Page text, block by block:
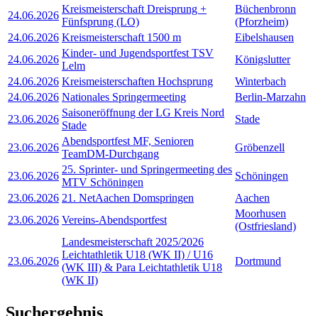
24.06.2026
Kreismeisterschaft Dreisprung +
Fünfsprung (LO)
Büchenbronn
(Pforzheim)
24.06.2026 Kreismeisterschaft 1500 m
Eibelshausen
24.06.2026
Kinder- und Jugendsportfest TSV
Lelm
Königslutter
24.06.2026 Kreismeisterschaften Hochsprung
Winterbach
24.06.2026 Nationales Springermeeting
Berlin-Marzahn
23.06.2026
Saisoneröffnung der LG Kreis Nord
Stade
Stade
23.06.2026
Abendsportfest MF, Senioren
TeamDM-Durchgang
Gröbenzell
23.06.2026
25. Sprinter- und Springermeeting des
MTV Schöningen
Schöningen
23.06.2026 21. NetAachen Domspringen
Aachen
23.06.2026 Vereins-Abendsportfest
Moorhusen
(Ostfriesland)
23.06.2026
Landesmeisterschaft 2025/2026
Leichtathletik U18 (WK II) / U16
(WK III) & Para Leichtathletik U18
(WK II)
Dortmund
Suchergebnis